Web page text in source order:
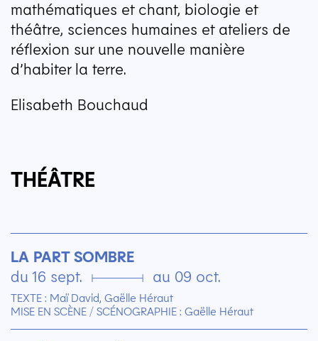
mathématiques et chant, biologie et
théâtre, sciences humaines et ateliers de
réflexion sur une nouvelle manière
d’habiter la terre.
Elisabeth Bouchaud
THÉÂTRE
LA PART SOMBRE
du 16 sept. ▄ au 09 oct.
TEXTE : Maï David, Gaëlle Héraut
MISE EN SCÈNE / SCÉNOGRAPHIE : Gaëlle Héraut